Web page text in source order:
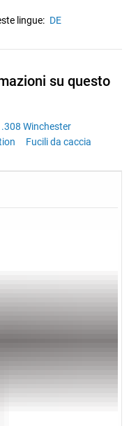
lingue: DE
su questo
.308 Winchester
Fucili da caccia